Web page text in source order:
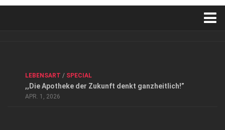
Datenschutzerklärung
Top Magazin Dresden / Ostsachsen
LEBENSART / SPECIAL
,,Die Apotheke der Zukunft denkt ganzheitlich!”
APR. 1, 2026